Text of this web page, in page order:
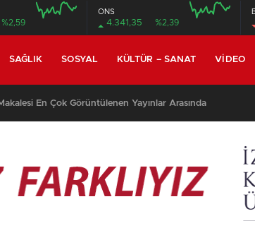
%2,59
ONS
4.341,35 %2,39
SAĞLIK SOSYAL KÜLTÜR – SANAT VIDEO
En Çok Görüntülenen Yayınlar Arasında